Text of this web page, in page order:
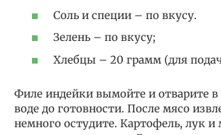
Соль и специи – по вкусу.
Зелень – по вкусу;
Хлебцы – 20 грамм (для
Филе индейки вымойте и отварите в
воде до готовности. После мясо
немного остудите. Картофель, лук и